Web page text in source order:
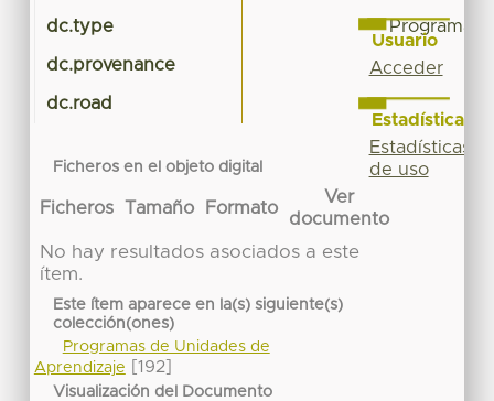
dc.type Programa
dc.provenance
dc.road
Ficheros en el objeto digital
Ficheros Tamaño Formato
Ver
documento
No hay resultados asociados a este
ítem.
Este ítem aparece en la(s) siguiente(s)
colección(ones)
Programas de Unidades de
Aprendizaje
[192]
Visualización del Documento
Usuario
Acceder
Estadísticas
Estadísticas
de uso